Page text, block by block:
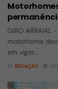
GIRO
motorhome
em vigor...
BY REDAÇÃO